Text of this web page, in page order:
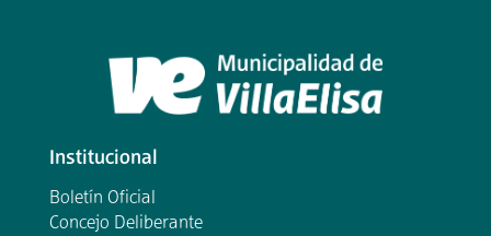
Institucional
Boletín Oficial
Concejo Deliberante